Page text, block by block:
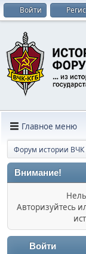
Войти
Главное меню
Форум истории
Внимание!
Авторизуйтесь
Войти